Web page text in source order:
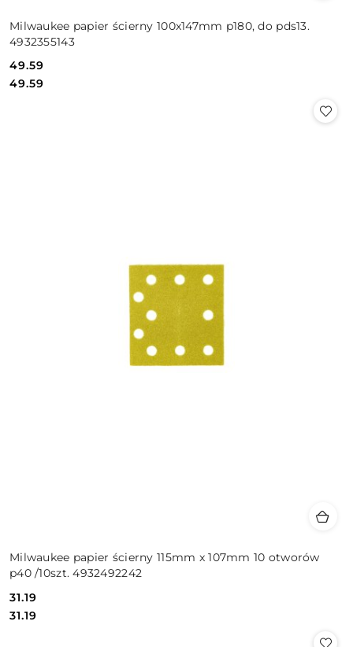
Milwaukee papier ścierny 100x147mm p180, do pds13.
4932355143
Cena:
49.59
Cena:
49.59
Milwaukee papier ścierny 115mm x 107mm 10 otworów
p40 /10szt. 4932492242
Cena:
31.19
Cena:
31.19